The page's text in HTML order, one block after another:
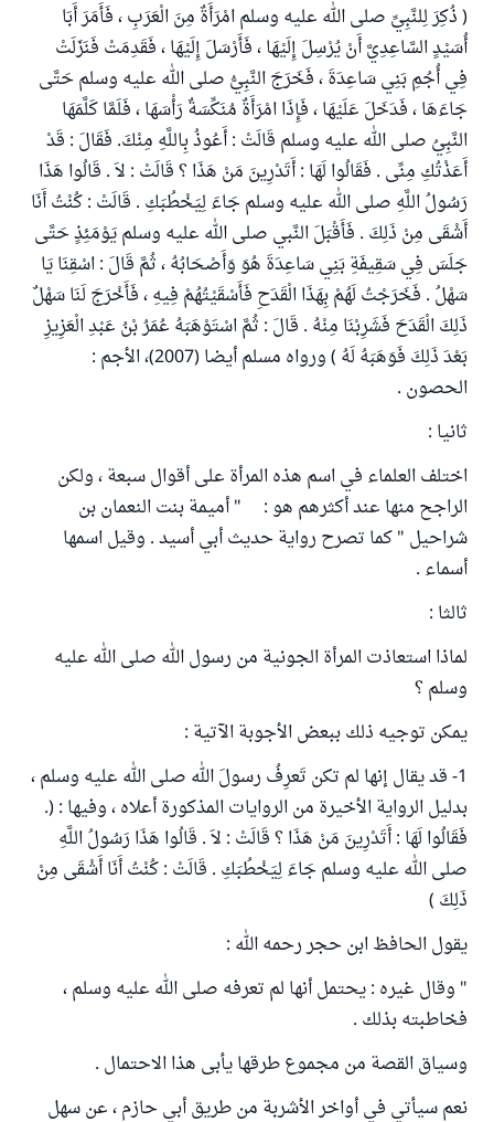
( ذُكِرَ لِلنَّبِيِّ صلى الله عليه وسلم امْرَأَةٌ مِنَ الْعَرَبِ ، فَأَمَرَ أَبَا
أُسَيْدٍ السَّاعِدِيَّ أَنْ يُرْسِلَ إِلَيْهَا ، فَأَرْسَلَ إِلَيْهَا ، فَقَدِمَتْ فَنَزَلَتْ
فِي أُجُمِ بَنِي سَاعِدَةَ ، فَخَرَجَ النَّبِيُّ صلى الله عليه وسلم حَتَّى
جَاءَهَا ، فَدَخَلَ عَلَيْهَا ، فَإِذَا امْرَأَةٌ مُنَكِّسَةٌ رَأْسَهَا ، فَلَمَّا كَلَّمَهَا
النَّبِيُ صلى الله عليه وسلم قَالَتْ : أَعُوذُ بِاللَّهِ مِنْكَ. فَقَالَ : قَدْ
أَعَذْتُكِ مِنِّى . فَقَالُوا لَهَا : أَتَدْرِينَ مَنْ هَذَا ؟ قَالَتْ : لاَ . قَالُوا هَذَا
رَسُولُ اللَّهِ صلى الله عليه وسلم جَاءَ لِيَخْطُبَكِ . قَالَتْ : كُنْتُ أَنَا
أَشْقَى مِنْ ذَلِكَ . فَأَقْبَلَ النَّبي صلى الله عليه وسلم يَوْمَئِذٍ حَتَّى
جَلَسَ فِي سَقِيفَةِ بَنِي سَاعِدَةَ هُوَ وَأَصْحَابُهُ ، ثُمَّ قَالَ : اسْقِنَا يَا
سَهْلُ . فَخَرَجْتُ لَهُمْ بِهَذَا الْقَدَحِ فَأَسْقَيْتُهُمْ فِيهِ ، فَأَخْرَجَ لَنَا سَهْلٌ
ذَلِكَ الْقَدَحَ فَشَرِبْنَا مِنْهُ . قَالَ : ثُمَّ اسْتَوْهَبَهُ عُمَرُ بْنُ عَبْدِ الْعَزِيزِ
بَعْدَ ذَلِكَ فَوَهَبَهُ لَهُ ) ورواه مسلم أيضا (2007)، الأجم :
الحصون .
ثانيا :
اختلف العلماء في اسم هذه المرأة على أقوال سبعة ، ولكن
الراجح منها عند أكثرهم هو : " أميمة بنت النعمان بن
شراحيل " كما تصرح رواية حديث أبي أسيد . وقيل اسمها
أسماء .
ثالثا :
لماذا استعاذت المرأة الجونية من رسول الله صلى الله عليه
وسلم ؟
يمكن توجيه ذلك ببعض الأجوبة الآتية :
1- قد يقال إنها لم تكن تَعرِفُ رسولَ الله صلى الله عليه وسلم ،
بدليل الرواية الأخيرة من الروايات المذكورة أعلاه ، وفيها : (.
فَقَالُوا لَهَا : أَتَدْرِينَ مَنْ هَذَا ؟ قَالَتْ : لاَ . قَالُوا هَذَا رَسُولُ اللَّهِ
صلى الله عليه وسلم جَاءَ لِيَخْطُبَكِ . قَالَتْ : كُنْتُ أَنَا أَشْقَى مِنْ
ذَلِكَ )
يقول الحافظ ابن حجر رحمه الله :
" وقال غيره : يحتمل أنها لم تعرفه صلى الله عليه وسلم ،
فخاطبته بذلك .
وسياق القصة من مجموع طرقها يأبى هذا الاحتمال .
نعم سيأتي في أواخر الأشربة من طريق أبي حازم ، عن سهل